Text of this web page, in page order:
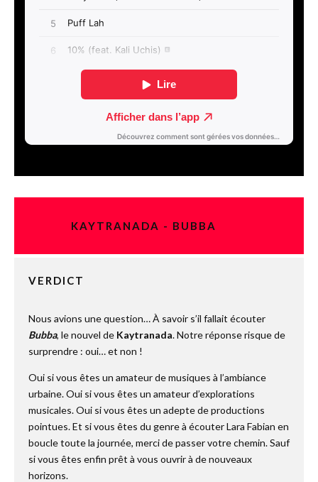
KAYTRANADA - BUBBA
VERDICT
Nous avions une question… À savoir s’il fallait écouter
Bubba, le nouvel de Kaytranada. Notre réponse risque de
surprendre : oui… et non !
Oui si vous êtes un amateur de musiques à l’ambiance
urbaine. Oui si vous êtes un amateur d’explorations
musicales. Oui si vous êtes un adepte de productions
pointues. Et si vous êtes du genre à écouter Lara Fabian en
boucle toute la journée, merci de passer votre chemin. Sauf
si vous êtes enfin prêt à vous ouvrir à de nouveaux
horizons.